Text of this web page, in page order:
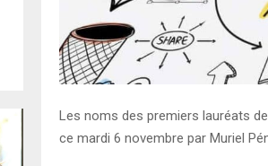
Les noms des premiers lauréats
ce mardi 6 novembre par Muriel